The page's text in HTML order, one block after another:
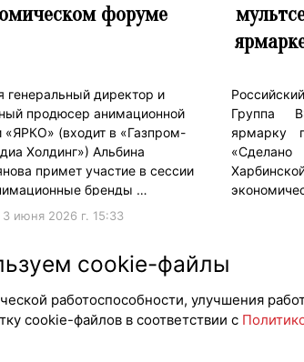
форуме
генеральный директор и
продюсер анимационной
«ЯРКО» (входит в «Газпром-
Холдинг») Альбина
примет участие в сессии
бренды …
3 июня 2026 г. 15:33
Группа
ярмарку
cookie-файлы
работоспособности, улучшения
cookie-файлов в соответствии с